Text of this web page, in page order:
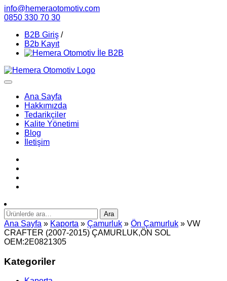
info@hemeraotomotiv.com
0850 330 70 30
B2B Giriş /
B2b Kayıt
Ana Sayfa
Hakkımızda
Tedarikçiler
Kalite Yönetimi
Blog
İletişim
Ara: Ara
Ana Sayfa » Kaporta » Çamurluk » Ön Çamurluk » VW
CRAFTER (2007-2015) ÇAMURLUK,ÖN SOL
OEM:2E0821305
Kategoriler